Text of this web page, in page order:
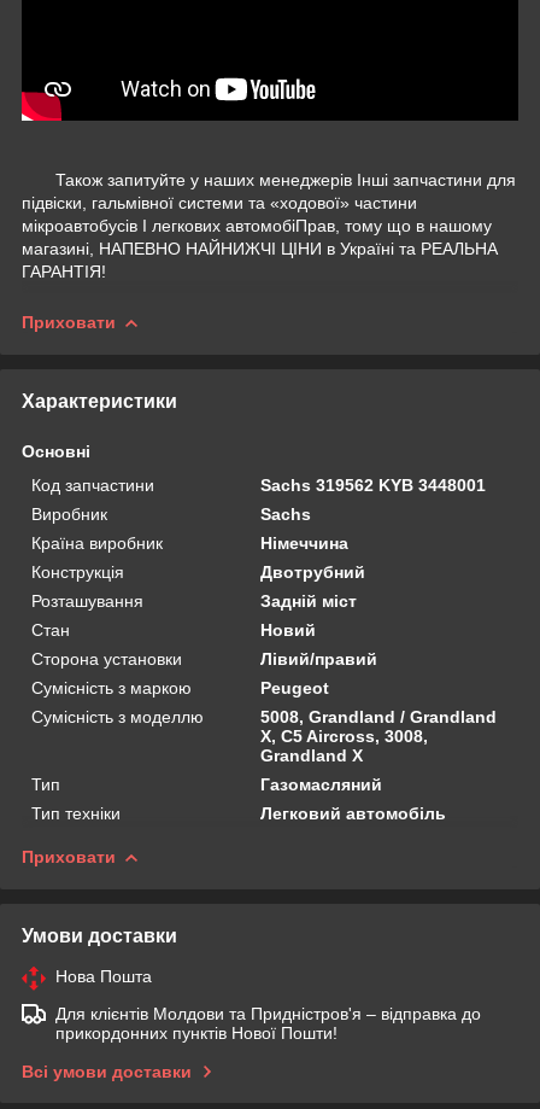
Також запитуйте у наших менеджерів Інші запчастини для
підвіски, гальмівної системи та «ходової» частини
мікроавтобусів І легкових автомобіПрав, тому що в нашому
магазині, НАПЕВНО НАЙНИЖЧІ ЦІНИ в Україні та РЕАЛЬНА
ГАРАНТІЯ!
Приховати
Характеристики
Основні
Код запчастини
Sachs 319562 KYB 3448001
Виробник
Sachs
Країна виробник
Німеччина
Конструкція
Двотрубний
Розташування
Задній міст
Стан
Новий
Сторона установки
Лівий/правий
Сумісність з маркою
Peugeot
Сумісність з моделлю
5008, Grandland / Grandland
X, C5 Aircross, 3008,
Grandland X
Тип
Газомасляний
Тип техніки
Легковий автомобіль
Приховати
Умови доставки
Нова Пошта
Для клієнтів Молдови та Придністров'я – відправка до
прикордонних пунктів Нової Пошти!
Всі умови доставки